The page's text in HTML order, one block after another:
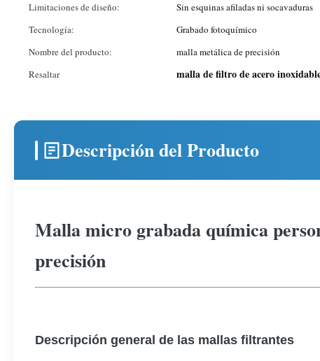
Limitaciones de diseño:
Sin esquinas afiladas ni socavaduras
Tecnología:
Grabado fotoquímico
Nombre del producto:
malla metálica de precisión
Resaltar
malla de filtro de acero
Descripción del Producto
Malla micro grabada química
precisión
Descripción general de las mallas filtrantes